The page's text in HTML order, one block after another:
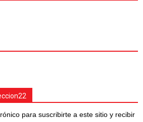
para suscribirte a este sitio y recibir